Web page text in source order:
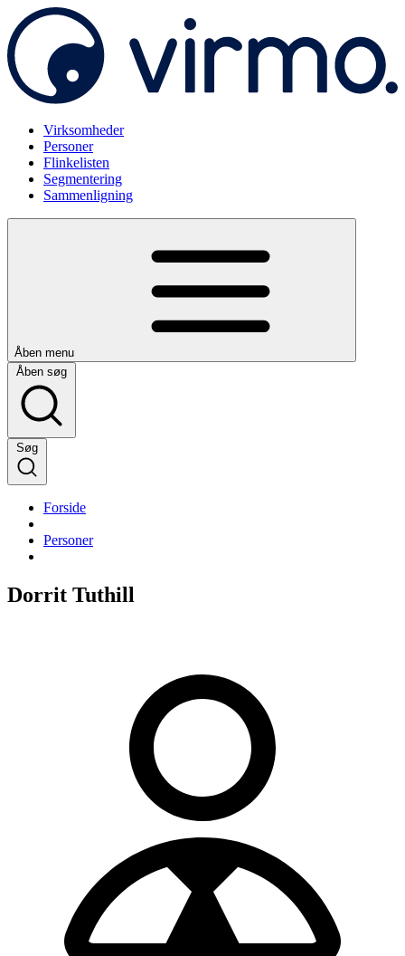
Virksomheder
Personer
Flinkelisten
Segmentering
Sammenligning
Åben menu
Åben søg
Søg
Forside
Personer
Dorrit Tuthill